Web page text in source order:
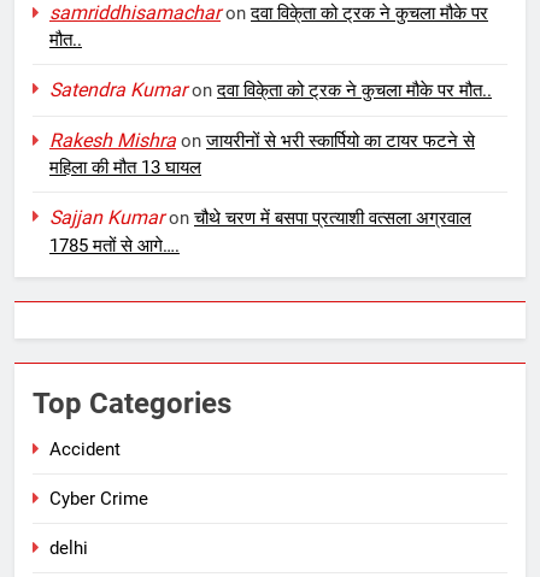
samriddhisamacharonदवा विके्ता को ट्रक ने कुचला मौके पर
मौत..
Satendra Kumaronदवा विके्ता को ट्रक ने कुचला मौके पर मौत..
Rakesh Mishra onजायरीनों से भरी स्कार्पियो का टायर फटने से
महिला की मौत 13 घायल
Sajjan Kumaronचौथे चरण में बसपा प्रत्याशी वत्सला अग्रवाल
1785 मतों से आगे….
Top Categories
Accident
Cyber Crime
delhi